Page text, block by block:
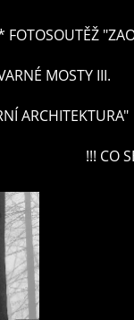
FOTOSOUTĚŽ
MOSTY III.
ARCHITEKTURA"
!!! CO